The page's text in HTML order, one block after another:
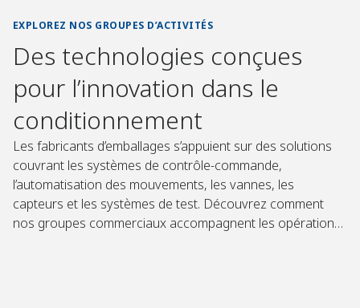
EXPLOREZ NOS GROUPES D’ACTIVITÉS
Des technologies conçues
pour l’innovation dans le
conditionnement
Les fabricants d’emballages s’appuient sur des solutions
couvrant les systèmes de contrôle-commande,
l’automatisation des mouvements, les vannes, les
capteurs et les systèmes de test. Découvrez comment
nos groupes commerciaux accompagnent les opérations